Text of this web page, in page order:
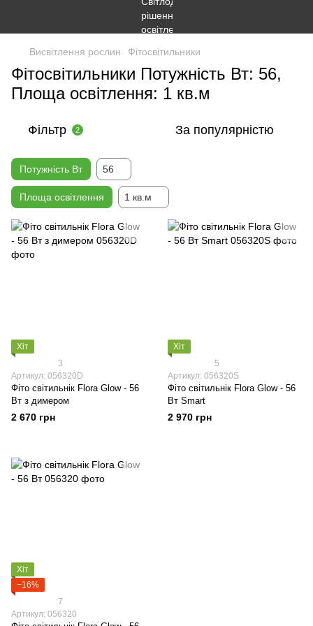
Висвітлення рослин Фітосвітильники
Фітосвітильники Потужність Вт: 56,
Площа освітлення: 1 кв.м
Фільтр 2 За популярністю
Потужність Вт 56
Площа освітлення 1 кв.м
Хіт
3
Артикул: 056320D
Фіто світильнік Flora Glow - 56
Вт з димером
2 670 грн
Хіт
5
Артикул: 056320S
Фіто світильнік Flora Glow - 56
Вт Smart
2 970 грн
Хіт
−16%
7
Артикул: 056320